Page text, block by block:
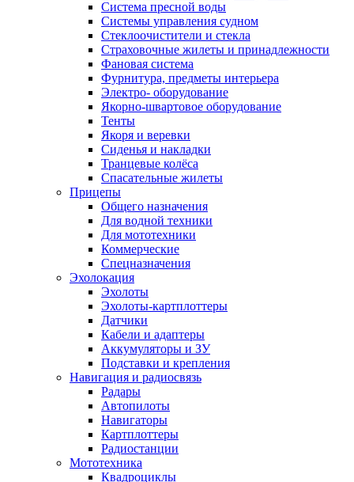
Система пресной воды
Системы управления судном
Стеклоочистители и стекла
Страховочные жилеты и принадлежности
Фановая система
Фурнитура, предметы интерьера
Электро- оборудование
Якорно-швартовое оборудование
Тенты
Якоря и веревки
Сиденья и накладки
Транцевые колёса
Спасательные жилеты
Прицепы
Общего назначения
Для водной техники
Для мототехники
Коммерческие
Спецназначения
Эхолокация
Эхолоты
Эхолоты-картплоттеры
Датчики
Кабели и адаптеры
Аккумуляторы и ЗУ
Подставки и крепления
Навигация и радиосвязь
Радары
Автопилоты
Навигаторы
Картплоттеры
Радиостанции
Мототехника
Квадроциклы